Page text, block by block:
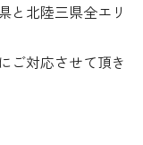
と北陸三県全エリ
ご対応させて頂き